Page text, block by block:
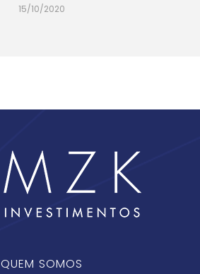
15/10/2020
QUEM SOMOS